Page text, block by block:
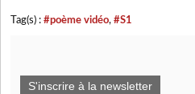
Tag(s) : #poème vidéo, #S1
S'inscrire à la newsletter